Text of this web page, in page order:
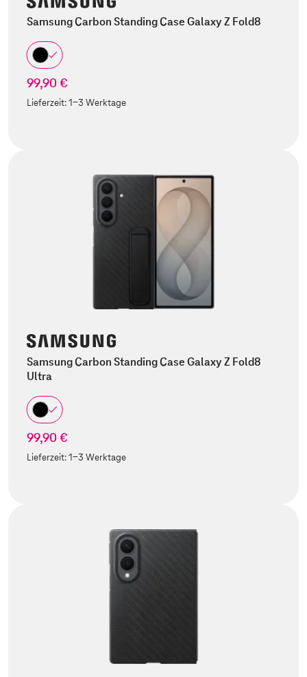
Samsung Carbon Standing Case Galaxy Z Fold8
99,90 €
Lieferzeit:1-3 Werktage
Samsung Carbon Standing Case Galaxy Z Fold8
Ultra
99,90 €
Lieferzeit:1-3 Werktage